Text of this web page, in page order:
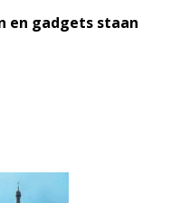
en gadgets staan